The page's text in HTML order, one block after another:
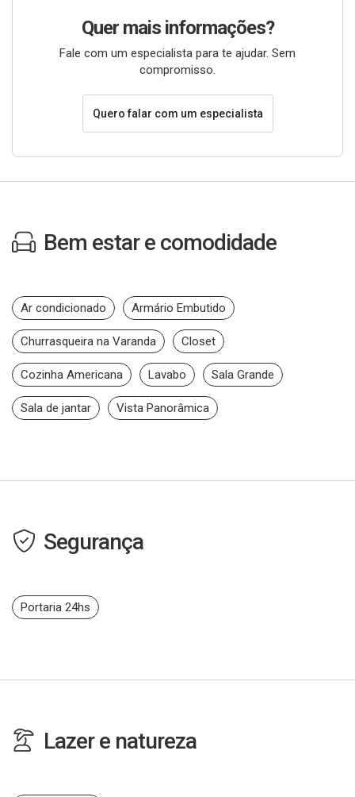
Quer mais informações?
Fale com um especialista para te ajudar. Sem
compromisso.
Quero falar com um especialista
Bem estar e comodidade
Ar condicionado Armário Embutido
Churrasqueira na Varanda Closet
Cozinha Americana Lavabo Sala Grande
Sala de jantar Vista Panorâmica
Segurança
Portaria 24hs
Lazer e natureza